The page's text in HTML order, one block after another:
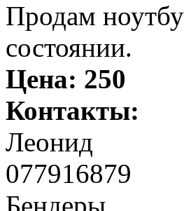
Продам
состоянии.
Цена: 250
Контакты:
Леонид
077916879